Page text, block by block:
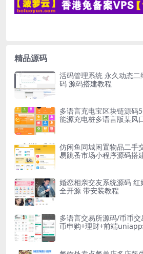
精品源码
活码管理系统 永久动态
码 源码搭建教程
多语言充电宝区块链源码
能源充电桩多语言版某风
仿闲鱼同城闲置物品二手
易跳蚤市场小程序源码搭
婚恋相亲交友系统源码
全开源 带安装教程
多语言交易所源码/币币
币申购+理财+前端